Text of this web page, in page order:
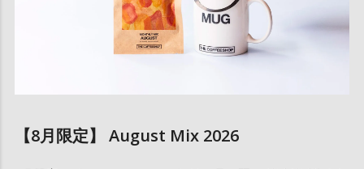
【8月限定】 August Mix 2026